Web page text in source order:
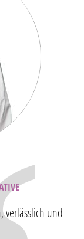
verlässlich und